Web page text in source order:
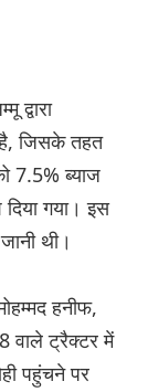
द्वारा
है, जिसके तहत
7.5% ब्याज
गया। इस
थी।
हनीफ,
वाले ट्रैक्टर में
पहुंचने पर